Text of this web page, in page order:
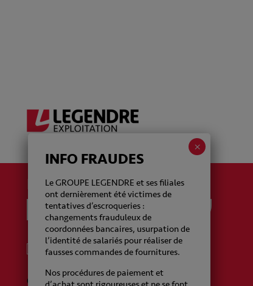
La newsletter Legendre
J'accepte de recevoir de la part du Groupe
Legendre des emails
CAPTCHA
INFO FRAUDES
Le GROUPE LEGENDRE et ses filiales
ont dernièrement été victimes de
tentatives d’escroqueries :
changements frauduleux de
coordonnées bancaires, usurpation de
l’identité de salariés pour réaliser de
fausses commandes de fournitures.
Nos procédures de paiement et